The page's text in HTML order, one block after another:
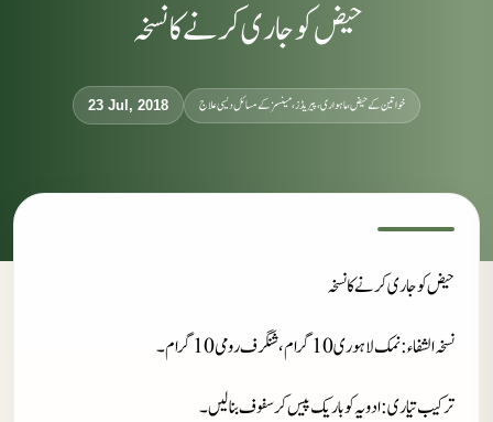
حیض کو جاری کرنے کا نسخہ
23 Jul, 2018 خواتین کے حیض، ماہواری، پیریڈز، مینسز کے مسائل دیسی علاج
حیض کو جاری کرنے کا نسخہ
نسخہ الشفاء: نمک لاہوری 10 گرام، شنگرف رومی 10 گرام۔
ترکیب تیاری: ادویہ کو باریک پیس کر سفوف بنالیں۔